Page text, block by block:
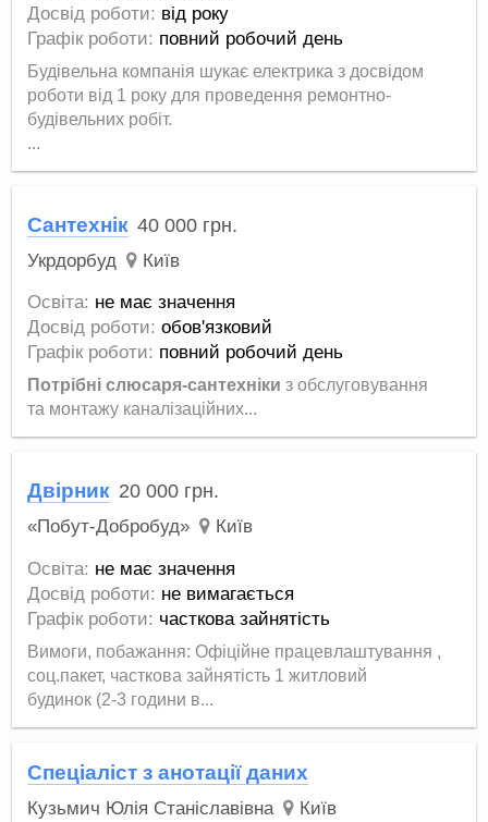
Досвід роботи: від року
Графік роботи: повний робочий день
Будівельна компанія шукає електрика з досвідом
роботи від 1 року для проведення ремонтно-
будівельних робіт.
...
Сантехнік 40 000 грн.
Укрдорбуд Київ
Освіта: не має значення
Досвід роботи: обов'язковий
Графік роботи: повний робочий день
Потрібні слюсаря-сантехніки з обслуговування
та монтажу каналізаційних...
Двірник 20 000 грн.
«Побут-Добробуд» Київ
Освіта: не має значення
Досвід роботи: не вимагається
Графік роботи: часткова зайнятість
Вимоги, побажання: Офіційне працевлаштування ,
соц.пакет, часткова зайнятість 1 житловий
будинок (2-3 години в...
Спеціаліст з анотації даних
Кузьмич Юлія Станіславівна Київ